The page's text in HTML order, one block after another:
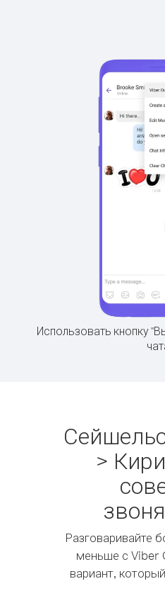
Использовать кнопку
>
Разговаривайте
меньше с Viber
вариант,